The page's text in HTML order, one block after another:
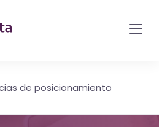
de posicionamiento